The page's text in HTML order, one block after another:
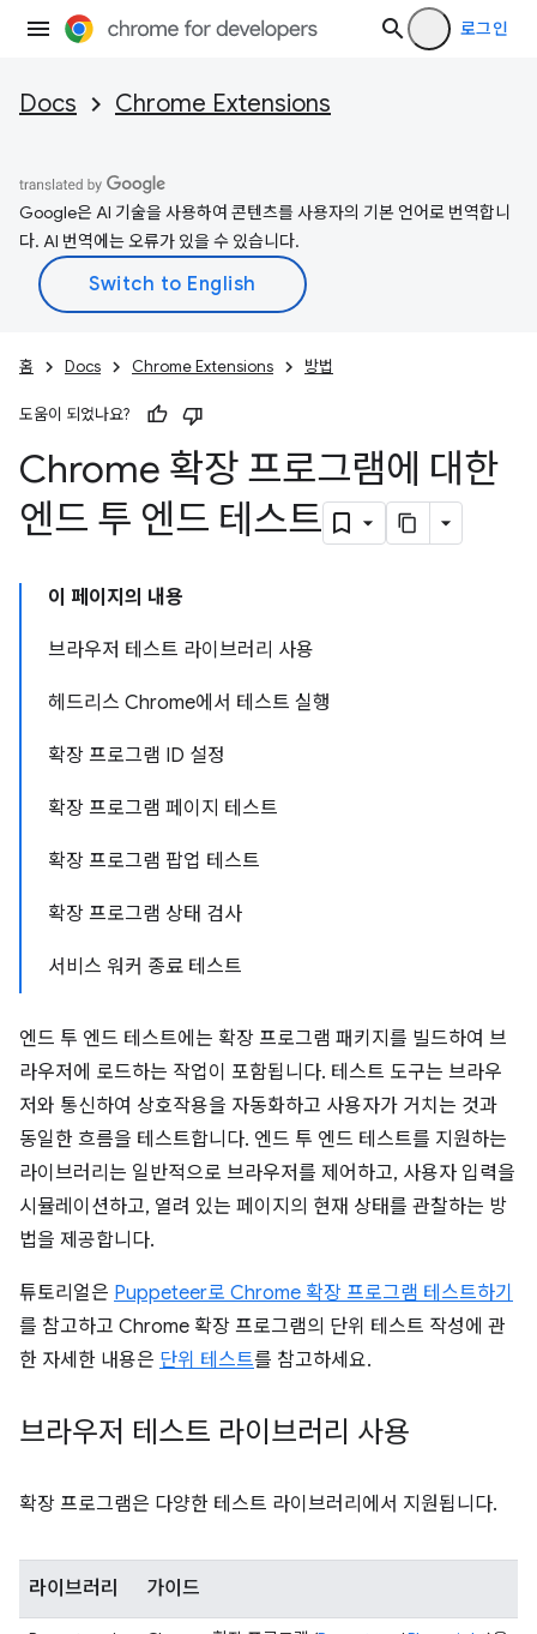
로그인
Docs Chrome Extensions
Google은 AI 기술을 사용하여 콘텐츠를 사용자의 기본 언어로 번역합니
다. AI 번역에는 오류가 있을 수 있습니다.
홈 Docs Chrome Extensions 방법
도움이 되었나요?
Chrome 확장 프로그램에 대한
엔드 투 엔드 테스트
이 페이지의 내용
브라우저 테스트 라이브러리 사용
헤드리스 Chrome에서 테스트 실행
확장 프로그램 ID 설정
확장 프로그램 페이지 테스트
확장 프로그램 팝업 테스트
확장 프로그램 상태 검사
서비스 워커 종료 테스트
엔드 투 엔드 테스트에는 확장 프로그램 패키지를 빌드하여 브
라우저에 로드하는 작업이 포함됩니다. 테스트 도구는 브라우
저와 통신하여 상호작용을 자동화하고 사용자가 거치는 것과
동일한 흐름을 테스트합니다. 엔드 투 엔드 테스트를 지원하는
라이브러리는 일반적으로 브라우저를 제어하고, 사용자 입력을
시뮬레이션하고, 열려 있는 페이지의 현재 상태를 관찰하는 방
법을 제공합니다.
튜토리얼은 Puppeteer로 Chrome 확장 프로그램 테스트하기
를 참고하고 Chrome 확장 프로그램의 단위 테스트 작성에 관
한 자세한 내용은 단위 테스트를 참고하세요.
브라우저 테스트 라이브러리 사용
확장 프로그램은 다양한 테스트 라이브러리에서 지원됩니다.
라이브러리 가이드